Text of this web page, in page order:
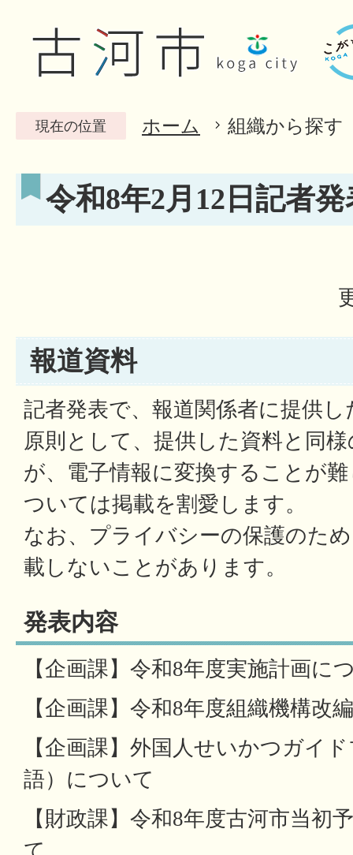
現在の位置 ホーム 組織から探す
令和8年2月12日記者発
報道資料
記者発表で、報道関係者に提供
原則として、提供した資料と同
が、電子情報に変換することが
ついては掲載を割愛します。
なお、プライバシーの保護のた
載しないことがあります。
発表内容
【企画課】令和8年度実施計画に
【企画課】令和8年度組織機構改
【企画課】外国人せいかつガイ
語）について
【財政課】令和8年度古河市当初
て